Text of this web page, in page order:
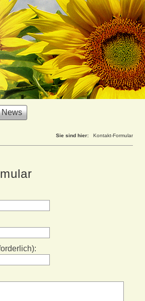
News
Sie sind hier: Kontakt-Formular